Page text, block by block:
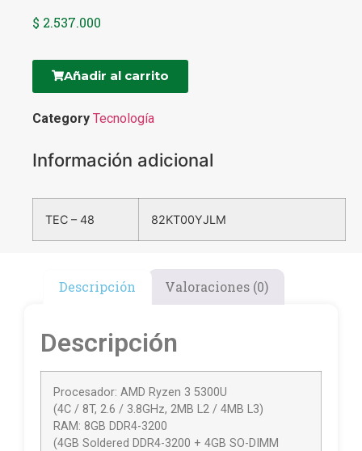
$ 2.537.000
Añadir al carrito
Category Tecnología
Información adicional
TEC – 48 82KT00YJLM
Descripción Valoraciones (0)
Descripción
Procesador: AMD Ryzen 3 5300U
(4C / 8T, 2.6 / 3.8GHz, 2MB L2 / 4MB L3)
RAM: 8GB DDR4-3200
(4GB Soldered DDR4-3200 + 4GB SO-DIMM